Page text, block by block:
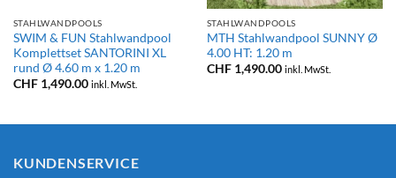
STAHLWANDPOOLS
SWIM & FUN Stahlwandpool
Komplettset SANTORINI XL
rund Ø 4.60 m x 1.20 m
CHF1,490.00 inkl. MwSt.
STAHLWANDPOOLS
MTH Stahlwandpool SUNNY Ø
4.00 HT: 1.20 m
CHF1,490.00 inkl. MwSt.
KUNDENSERVICE